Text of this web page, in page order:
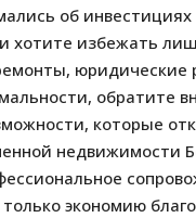
об инвестициях
хотите избежать
юридические
обратите
которые
недвижимости
экономию